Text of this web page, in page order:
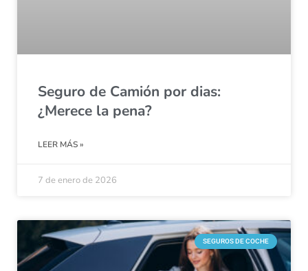
Seguro de Camión por dias:
¿Merece la pena?
LEER MÁS »
7 de enero de 2026
SEGUROS DE COCHE